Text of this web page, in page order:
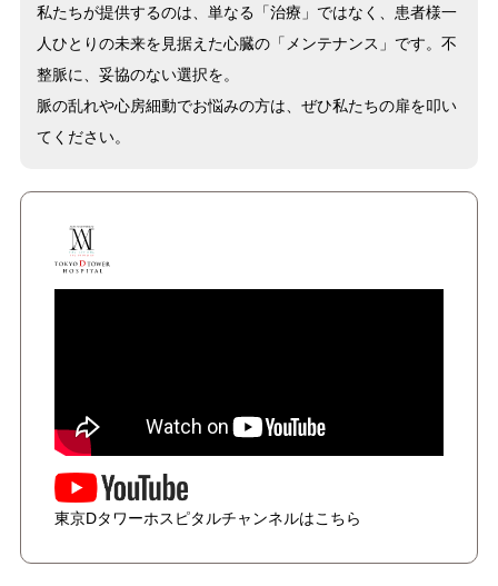
私たちが提供するのは、単なる「治療」ではなく、患者様一
人ひとりの未来を見据えた心臓の「メンテナンス」です。不
整脈に、妥協のない選択を。
脈の乱れや心房細動でお悩みの方は、ぜひ私たちの扉を叩い
てください。
東京Dタワーホスピタルチャンネルはこちら